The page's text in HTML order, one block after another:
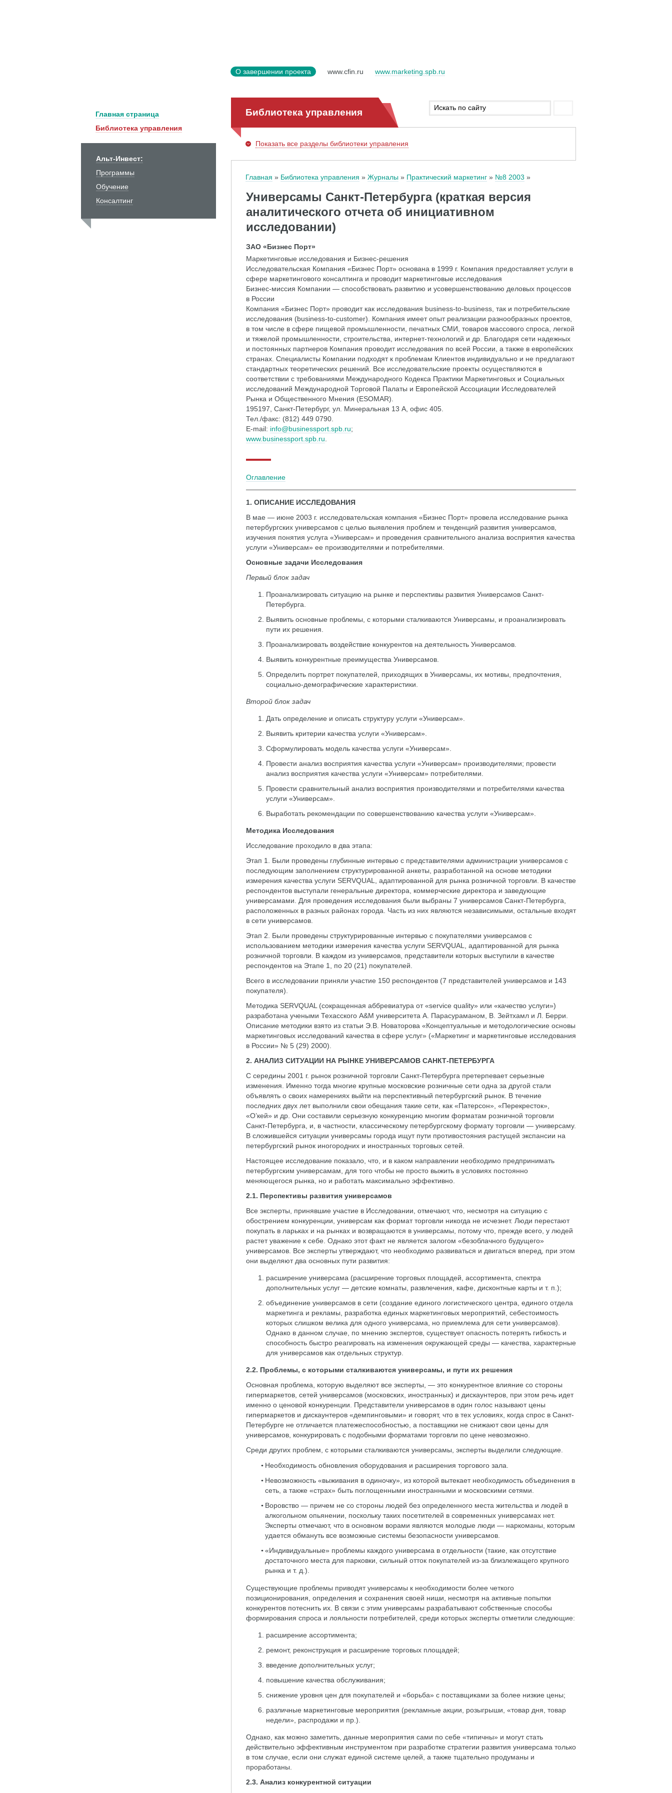
О завершении проекта www.cfin.ru www.marketing.spb.ru
Главная страница
Библиотека управления
Альт-Инвест:
Программы
Обучение
Консалтинг
Библиотека управления
Показать все разделы библиотеки управления
Главная Библиотека управления Журналы Практический маркетинг №8 2003
Универсамы Санкт-Петербурга (краткая версия
аналитического отчета об инициативном
исследовании)
ЗАО «Бизнес Порт»
Маркетинговые исследования и Бизнес-решения
Исследовательская Компания «Бизнес Порт» основана в 1999 г. Компания предоставляет услуги в
сфере маркетингового консалтинга и проводит маркетинговые исследования
Бизнес-миссия Компании — способствовать развитию и усовершенствованию деловых процессов
в России
Компания «Бизнес Порт» проводит как исследования business-to-business, так и потребительские
исследования (business-to-customer). Компания имеет опыт реализации разнообразных проектов,
в том числе в сфере пищевой промышленности, печатных СМИ, товаров массового спроса, легкой
и тяжелой промышленности, строительства, интернет-технологий и др. Благодаря сети надежных
и постоянных партнеров Компания проводит исследования по всей России, а также в европейских
странах. Специалисты Компании подходят к проблемам Клиентов индивидуально и не предлагают
стандартных теоретических решений. Все исследовательские проекты осуществляются в
соответствии с требованиями Международного Кодекса Практики Маркетинговых и Социальных
исследований Международной Торговой Палаты и Европейской Ассоциации Исследователей
Рынка и Общественного Мнения (ESOMAR).
195197, Санкт-Петербург, ул. Минеральная 13 А, офис 405.
Тел./факс: (812) 449 0790.
E-mail: info@businessport.spb.ru;
www.businessport.spb.ru
Оглавление
1. ОПИСАНИЕ ИССЛЕДОВАНИЯ
В мае — июне 2003 г. исследовательская компания «Бизнес Порт» провела исследование рынка
петербургских универсамов с целью выявления проблем и тенденций развития универсамов,
изучения понятия услуга «Универсам» и проведения сравнительного анализа восприятия качества
услуги «Универсам» ее производителями и потребителями.
Основные задачи Исследования
Первый блок задач
Проанализировать ситуацию на рынке и перспективы развития Универсамов Санкт-
Петербурга.
Выявить основные проблемы, с которыми сталкиваются Универсамы, и проанализировать
пути их решения.
Проанализировать воздействие конкурентов на деятельность Универсамов.
Выявить конкурентные преимущества Универсамов.
Определить портрет покупателей, приходящих в Универсамы, их мотивы, предпочтения,
социально-демографические характеристики.
Второй блок задач
Дать определение и описать структуру услуги «Универсам».
Выявить критерии качества услуги «Универсам».
Сформулировать модель качества услуги «Универсам».
Провести анализ восприятия качества услуги «Универсам» производителями; провести
анализ восприятия качества услуги «Универсам» потребителями.
Провести сравнительный анализ восприятия производителями и потребителями качества
услуги «Универсам».
Выработать рекомендации по совершенствованию качества услуги «Универсам».
Методика Исследования
Исследование проходило в два этапа:
Этап 1. Были проведены глубинные интервью с представителями администрации универсамов с
последующим заполнением структурированной анкеты, разработанной на основе методики
измерения качества услуги SERVQUAL, адаптированной для рынка розничной торговли. В качестве
респондентов выступали генеральные директора, коммерческие директора и заведующие
универсамами. Для проведения исследования были выбраны 7 универсамов Санкт-Петербурга,
расположенных в разных районах города. Часть из них являются независимыми, остальные входят
в сети универсамов.
Этап 2. Были проведены структурированные интервью с покупателями универсамов с
использованием методики измерения качества услуги SERVQUAL, адаптированной для рынка
розничной торговли. В каждом из универсамов, представители которых выступили в качестве
респондентов на Этапе 1, по 20 (21) покупателей.
Всего в исследовании приняли участие 150 респондентов (7 представителей универсамов и 143
покупателя).
Методика SERVQUAL (сокращенная аббревиатура от «service quality» или «качество услуги»)
разработана учеными Техасского А&М университета А. Парасураманом, В. Зейтхамл и Л. Берри.
Описание методики взято из статьи Э.В. Новаторова «Концептуальные и методологические основы
маркетинговых исследований качества в сфере услуг» («Маркетинг и маркетинговые исследования
в России» № 5 (29) 2000).
2. АНАЛИЗ СИТУАЦИИ НА РЫНКЕ УНИВЕРСАМОВ САНКТ-ПЕТЕРБУРГА
С середины 2001 г. рынок розничной торговли Санкт-Петербурга претерпевает серьезные
изменения. Именно тогда многие крупные московские розничные сети одна за другой стали
объявлять о своих намерениях выйти на перспективный петербургский рынок. В течение
последних двух лет выполнили свои обещания такие сети, как «Патерсон», «Перекресток»,
«О’кей» и др. Они составили серьезную конкуренцию многим форматам розничной торговли
Санкт-Петербурга, и, в частности, классическому петербургскому формату торговли — универсаму.
В сложившейся ситуации универсамы города ищут пути противостояния растущей экспансии на
петербургский рынок иногородних и иностранных торговых сетей.
Настоящее исследование показало, что, и в каком направлении необходимо предпринимать
петербургским универсамам, для того чтобы не просто выжить в условиях постоянно
меняющегося рынка, но и работать максимально эффективно.
2.1. Перспективы развития универсамов
Все эксперты, принявшие участие в Исследовании, отмечают, что, несмотря на ситуацию с
обострением конкуренции, универсам как формат торговли никогда не исчезнет. Люди перестают
покупать в ларьках и на рынках и возвращаются в универсамы, потому что, прежде всего, у людей
растет уважение к себе. Однако этот факт не является залогом «безоблачного будущего»
универсамов. Все эксперты утверждают, что необходимо развиваться и двигаться вперед, при этом
они выделяют два основных пути развития:
расширение универсама (расширение торговых площадей, ассортимента, спектра
дополнительных услуг — детские комнаты, развлечения, кафе, дисконтные карты и т. п.);
объединение универсамов в сети (создание единого логистического центра, единого отдела
маркетинга и рекламы, разработка единых маркетинговых мероприятий, себестоимость
которых слишком велика для одного универсама, но приемлема для сети универсамов).
Однако в данном случае, по мнению экспертов, существует опасность потерять гибкость и
способность быстро реагировать на изменения окружающей среды — качества, характерные
для универсамов как отдельных структур.
2.2. Проблемы, с которыми сталкиваются универсамы, и пути их решения
Основная проблема, которую выделяют все эксперты, — это конкурентное влияние со стороны
гипермаркетов, сетей универсамов (московских, иностранных) и дискаунтеров, при этом речь идет
именно о ценовой конкуренции. Представители универсамов в один голос называют цены
гипермаркетов и дискаунтеров «демпинговыми» и говорят, что в тех условиях, когда спрос в Санкт-
Петербурге не отличается платежеспособностью, а поставщики не снижают свои цены для
универсамов, конкурировать с подобными форматами торговли по цене невозможно.
Среди других проблем, с которыми сталкиваются универсамы, эксперты выделили следующие.
Необходимость обновления оборудования и расширения торгового зала.
Невозможность «выживания в одиночку», из которой вытекает необходимость объединения в
сеть, а также «страх» быть поглощенными иностранными и московскими сетями.
Воровство — причем не со стороны людей без определенного места жительства и людей в
алкогольном опьянении, поскольку таких посетителей в современных универсамах нет.
Эксперты отмечают, что в основном ворами являются молодые люди — наркоманы, которым
удается обмануть все возможные системы безопасности универсамов.
«Индивидуальные» проблемы каждого универсама в отдельности (такие, как отсутствие
достаточного места для парковки, сильный отток покупателей из-за близлежащего крупного
рынка и т. д.).
Существующие проблемы приводят универсамы к необходимости более четкого
позиционирования, определения и сохранения своей ниши, несмотря на активные попытки
конкурентов потеснить их. В связи с этим универсамы разрабатывают собственные способы
формирования спроса и лояльности потребителей, среди которых эксперты отметили следующие:
расширение ассортимента;
ремонт, реконструкция и расширение торговых площадей;
введение дополнительных услуг;
повышение качества обслуживания;
снижение уровня цен для покупателей и «борьба» с поставщиками за более низкие цены;
различные маркетинговые мероприятия (рекламные акции, розыгрыши, «товар дня, товар
недели», распродажи и пр.).
Однако, как можно заметить, данные мероприятия сами по себе «типичны» и могут стать
действительно эффективным инструментом при разработке стратегии развития универсама только
в том случае, если они служат единой системе целей, а также тщательно продуманы и
проработаны.
2.3. Анализ конкурентной ситуации